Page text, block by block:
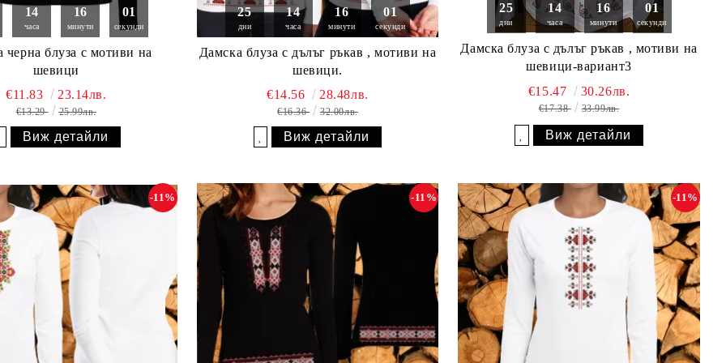
14
часа
16
минути
00
секунди
черна блуза с мотиви на
шевици
€11.83 23.14лв.
€13.29 25.99лв.
Виж детайли
25
дни
14
часа
16
минути
00
секунди
Дамска блуза с дълъг ръкав , мотиви на
шевици.
€14.56 28.48лв.
€16.36 32.00лв.
Виж детайли
25
дни
14
часа
16
минути
00
секунди
Дамска блуза с дълъг ръкав , мотиви на
шевици-вариант3
€15.47 30.26лв.
€17.38 33.99лв.
Виж детайли
-11% -11% -11%